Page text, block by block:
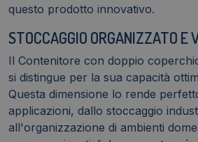
questo prodotto innovativo.
STOCCAGGIO ORGANIZZATO E
Il Contenitore con doppio
si distingue per la sua capacità
Questa dimensione lo rende
applicazioni, dallo stoccaggio
all'organizzazione di ambienti